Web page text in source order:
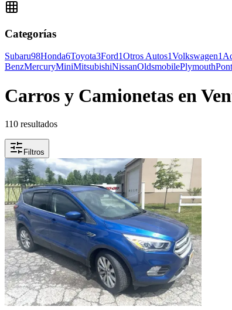
Categorías
Subaru98Honda6Toyota3Ford1Otros Autos1Volkswagen1
BenzMercuryMiniMitsubishiNissanOldsmobilePlymouth
Carros y Camionetas en
110 resultados
Filtros